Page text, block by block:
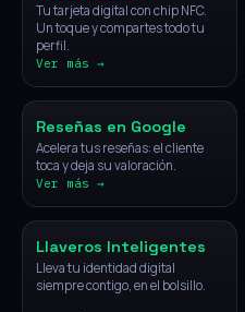
Tu tarjeta digital con chip NFC.
Un toque y compartes todo tu
perfil.
Ver más →
NFC
Reseñas en Google
Acelera tus reseñas: el cliente
toca y deja su valoración.
Ver más →
NFC
Llaveros Inteligentes
Lleva tu identidad digital
siempre contigo, en el bolsillo.